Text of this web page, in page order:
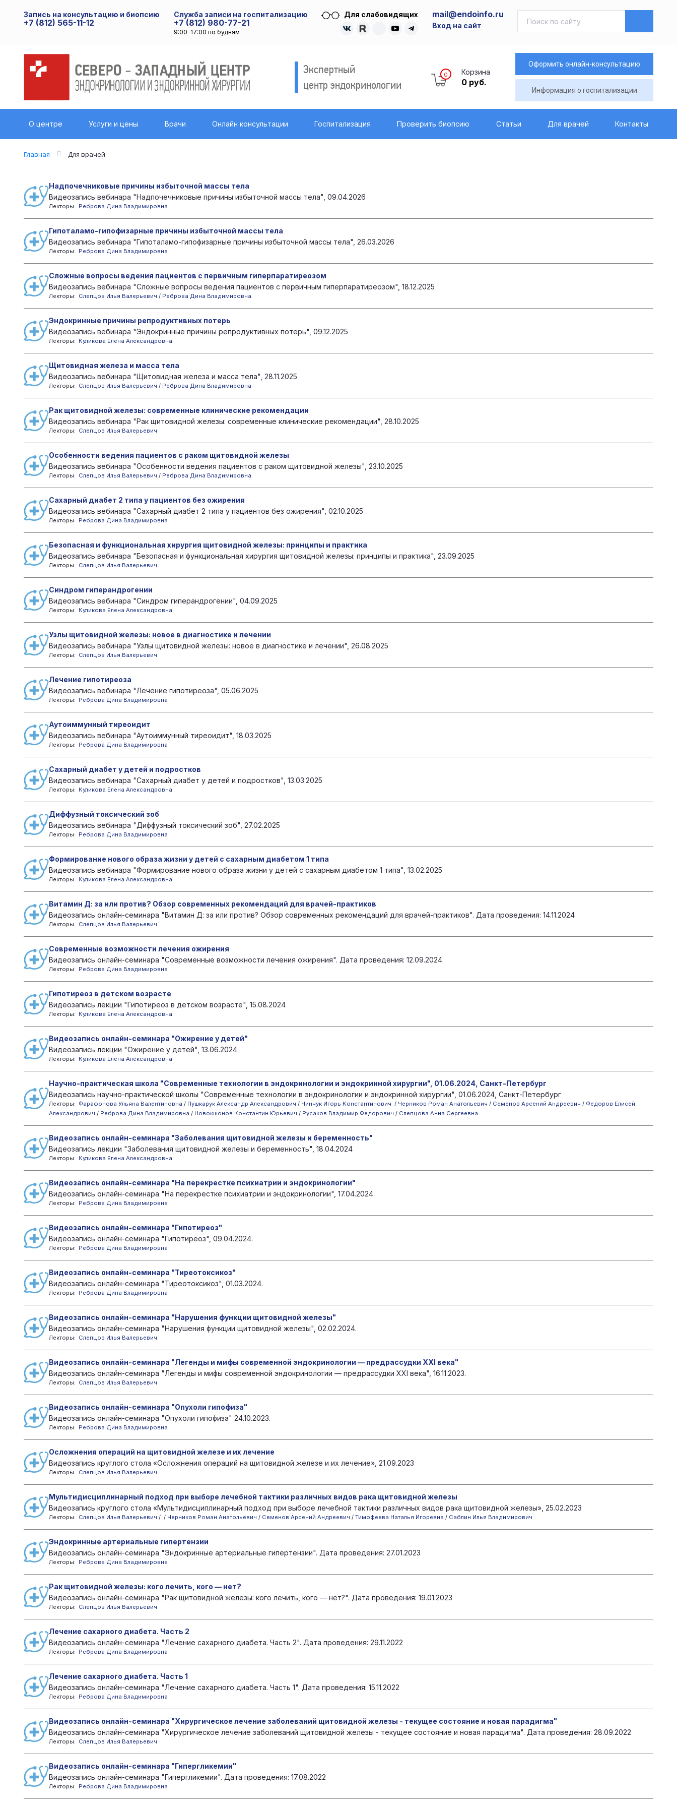
Запись на консультацию и биопсию
+7 (812) 565-11-12
Служба записи на госпитализацию
+7 (812) 980-77-21
9:00-17:00 по будням
Для слабовидящих mail@endoinfo.ru
Вход на сайт
Экспертный
центр эндокринологии
0 Корзина
0 руб.
Оформить онлайн-консультацию
Информация о госпитализации
О центре Услуги и цены Врачи Онлайн консультации Госпитализация Проверить биопсию Статьи Для врачей Контакты
Главная Для врачей
Надпочечниковые причины избыточной массы тела
Видеозапись вебинара "Надпочечниковые причины избыточной массы тела", 09.04.2026
Лекторы: Реброва Дина Владимировна
Гипоталамо-гипофизарные причины избыточной массы тела
Видеозапись вебинара "Гипоталамо-гипофизарные причины избыточной массы тела", 26.03.2026
Лекторы: Реброва Дина Владимировна
Сложные вопросы ведения пациентов с первичным гиперпаратиреозом
Видеозапись вебинара "Сложные вопросы ведения пациентов с первичным гиперпаратиреозом", 18.12.2025
Лекторы: Слепцов Илья Валерьевич / Реброва Дина Владимировна
Эндокринные причины репродуктивных потерь
Видеозапись вебинара "Эндокринные причины репродуктивных потерь", 09.12.2025
Лекторы: Куликова Елена Александровна
Щитовидная железа и масса тела
Видеозапись вебинара "Щитовидная железа и масса тела", 28.11.2025
Лекторы: Слепцов Илья Валерьевич / Реброва Дина Владимировна
Рак щитовидной железы: современные клинические рекомендации
Видеозапись вебинара "Рак щитовидной железы: современные клинические рекомендации", 28.10.2025
Лекторы: Слепцов Илья Валерьевич
Особенности ведения пациентов с раком щитовидной железы
Видеозапись вебинара "Особенности ведения пациентов с раком щитовидной железы", 23.10.2025
Лекторы: Слепцов Илья Валерьевич / Реброва Дина Владимировна
Сахарный диабет 2 типа у пациентов без ожирения
Видеозапись вебинара "Cахарный диабет 2 типа у пациентов без ожирения", 02.10.2025
Лекторы: Реброва Дина Владимировна
Безопасная и функциональная хирургия щитовидной железы: принципы и практика
Видеозапись вебинара "Безопасная и функциональная хирургия щитовидной железы: принципы и практика", 23.09.2025
Лекторы: Слепцов Илья Валерьевич
Синдром гиперандрогении
Видеозапись вебинара "Синдром гиперандрогении", 04.09.2025
Лекторы: Куликова Елена Александровна
Узлы щитовидной железы: новое в диагностике и лечении
Видеозапись вебинара "Узлы щитовидной железы: новое в диагностике и лечении", 26.08.2025
Лекторы: Слепцов Илья Валерьевич
Лечение гипотиреоза
Видеозапись вебинара "Лечение гипотиреоза", 05.06.2025
Лекторы: Реброва Дина Владимировна
Аутоиммунный тиреоидит
Видеозапись вебинара "Аутоиммунный тиреоидит", 18.03.2025
Лекторы: Реброва Дина Владимировна
Сахарный диабет у детей и подростков
Видеозапись вебинара "Сахарный диабет у детей и подростков", 13.03.2025
Лекторы: Куликова Елена Александровна
Диффузный токсический зоб
Видеозапись вебинара "Диффузный токсический зоб", 27.02.2025
Лекторы: Реброва Дина Владимировна
Формирование нового образа жизни у детей с сахарным диабетом 1 типа
Видеозапись вебинара "Формирование нового образа жизни у детей с сахарным диабетом 1 типа", 13.02.2025
Лекторы: Куликова Елена Александровна
Витамин Д: за или против? Обзор современных рекомендаций для врачей-практиков
Видеозапись онлайн-семинара "Витамин Д: за или против? Обзор современных рекомендаций для врачей-практиков". Дата проведения: 14.11.2024
Лекторы: Слепцов Илья Валерьевич
Современные возможности лечения ожирения
Видеозапись онлайн-семинара "Современные возможности лечения ожирения". Дата проведения: 12.09.2024
Лекторы: Реброва Дина Владимировна
Гипотиреоз в детском возрасте
Видеозапись лекции "Гипотиреоз в детском возрасте", 15.08.2024
Лекторы: Куликова Елена Александровна
Видеозапись онлайн-семинара "Ожирение у детей"
Видеозапись лекции "Ожирение у детей", 13.06.2024
Лекторы: Куликова Елена Александровна
Научно-практическая школа "Современные технологии в эндокринологии и эндокринной хирургии", 01.06.2024, Санкт-Петербург
Видеозапись научно-практической школы "Современные технологии в эндокринологии и эндокринной хирургии", 01.06.2024, Санкт-Петербург
Лекторы: Фарафонова Ульяна Валентиновна / Пушкарук Александр Александрович / Чинчук Игорь Константинович / Черников Роман Анатольевич / Семенов Арсений Андреевич / Федоров Елисей
Александрович / Реброва Дина Владимировна / Новокшонов Константин Юрьевич / Русаков Владимир Федорович / Слепцова Анна Сергеевна
Видеозапись онлайн-семинара "Заболевания щитовидной железы и беременность"
Видеозапись лекции "Заболевания щитовидной железы и беременность", 18.04.2024
Лекторы: Куликова Елена Александровна
Видеозапись онлайн-семинара "На перекрестке психиатрии и эндокринологии"
Видеозапись онлайн-семинара "На перекрестке психиатрии и эндокринологии", 17.04.2024.
Лекторы: Реброва Дина Владимировна
Видеозапись онлайн-семинара "Гипотиреоз"
Видеозапись онлайн-семинара "Гипотиреоз", 09.04.2024.
Лекторы: Реброва Дина Владимировна
Видеозапись онлайн-семинара "Тиреотоксикоз"
Видеозапись онлайн-семинара "Тиреотоксикоз", 01.03.2024.
Лекторы: Реброва Дина Владимировна
Видеозапись онлайн-семинара "Нарушения функции щитовидной железы"
Видеозапись онлайн-семинара "Нарушения функции щитовидной железы", 02.02.2024.
Лекторы: Слепцов Илья Валерьевич
Видеозапись онлайн-семинара "Легенды и мифы современной эндокринологии — предрассудки XXI века"
Видеозапись онлайн-семинара "Легенды и мифы современной эндокринологии — предрассудки XXI века", 16.11.2023.
Лекторы: Слепцов Илья Валерьевич
Видеозапись онлайн-семинара "Опухоли гипофиза"
Видеозапись онлайн-семинара "Опухоли гипофиза" 24.10.2023.
Лекторы: Реброва Дина Владимировна
Осложнения операций на щитовидной железе и их лечение
Видеозапись круглого стола «Осложнения операций на щитовидной железе и их лечение», 21.09.2023
Лекторы: Слепцов Илья Валерьевич
Мультидисциплинарный подход при выборе лечебной тактики различных видов рака щитовидной железы
Видеозапись круглого стола «Мультидисциплинарный подход при выборе лечебной тактики различных видов рака щитовидной железы», 25.02.2023
Лекторы: Слепцов Илья Валерьевич / / Черников Роман Анатольевич / Семенов Арсений Андреевич / Тимофеева Наталья Игоревна / Саблин Илья Владимирович
Эндокринные артериальные гипертензии
Видеозапись онлайн-семинара "Эндокринные артериальные гипертензии". Дата проведения: 27.01.2023
Лекторы: Реброва Дина Владимировна
Рак щитовидной железы: кого лечить, кого — нет?
Видеозапись онлайн-семинара "Рак щитовидной железы: кого лечить, кого — нет?". Дата проведения: 19.01.2023
Лекторы: Слепцов Илья Валерьевич
Лечение сахарного диабета. Часть 2
Видеозапись онлайн-семинара "Лечение сахарного диабета. Часть 2". Дата проведения: 29.11.2022
Лекторы: Реброва Дина Владимировна
Лечение сахарного диабета. Часть 1
Видеозапись онлайн-семинара "Лечение сахарного диабета. Часть 1". Дата проведения: 15.11.2022
Лекторы: Реброва Дина Владимировна
Видеозапись онлайн-семинара "Хирургическое лечение заболеваний щитовидной железы - текущее состояние и новая парадигма"
Видеозапись онлайн-семинара "Хирургическое лечение заболеваний щитовидной железы - текущее состояние и новая парадигма". Дата проведения: 28.09.2022
Лекторы: Слепцов Илья Валерьевич
Видеозапись онлайн-семинара "Гипергликемии"
Видеозапись онлайн-семинара "Гипергликемии". Дата проведения: 17.08.2022
Лекторы: Реброва Дина Владимировна